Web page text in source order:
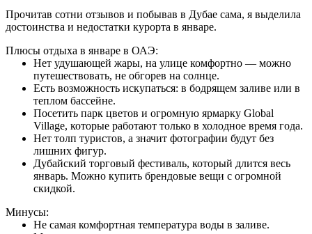
Прочитав сотни отзывов и побывав в Дубае сама, я выделила
достоинства и недостатки курорта в январе.
Плюсы отдыха в январе в ОАЭ:
Нет удушающей жары, на улице комфортно — можно
путешествовать, не обгорев на солнце.
Есть возможность искупаться: в бодрящем заливе или в
теплом бассейне.
Посетить парк цветов и огромную ярмарку Global
Village, которые работают только в холодное время года.
Нет толп туристов, а значит фотографии будут без
лишних фигур.
Дубайский торговый фестиваль, который длится весь
январь. Можно купить брендовые вещи с огромной
скидкой.
Минусы:
Не самая комфортная температура воды в заливе.